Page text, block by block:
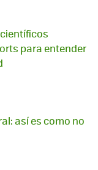
para entender
así es como no